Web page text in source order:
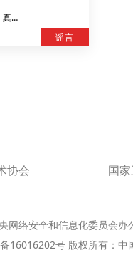
真菌
谣言
协会 国
网络安全和信息化委员会
16016202号 版权所有：